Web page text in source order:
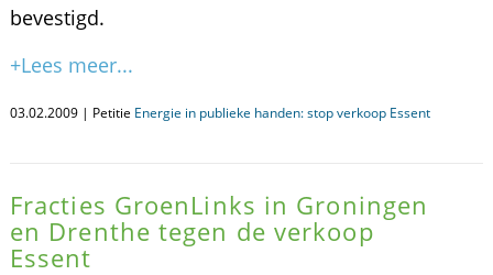
bevestigd.
+Lees meer...
03.02.2009 | Petitie Energie in publieke handen: stop verkoop Essent
Fracties GroenLinks in Groningen
en Drenthe tegen de verkoop
Essent